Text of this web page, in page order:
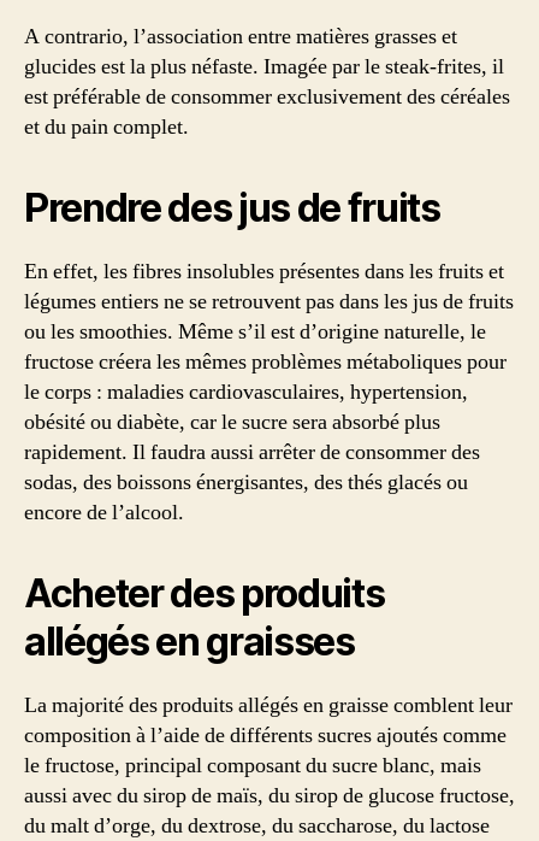
A contrario, l’association entre matières grasses et
glucides est la plus néfaste. Imagée par le steak-frites, il
est préférable de consommer exclusivement des céréales
et du pain complet.
Prendre des jus de fruits
En effet, les fibres insolubles présentes dans les fruits et
légumes entiers ne se retrouvent pas dans les jus de fruits
ou les smoothies. Même s’il est d’origine naturelle, le
fructose créera les mêmes problèmes métaboliques pour
le corps : maladies cardiovasculaires, hypertension,
obésité ou diabète, car le sucre sera absorbé plus
rapidement. Il faudra aussi arrêter de consommer des
sodas, des boissons énergisantes, des thés glacés ou
encore de l’alcool.
Acheter des produits
allégés en graisses
La majorité des produits allégés en graisse comblent leur
composition à l’aide de différents sucres ajoutés comme
le fructose, principal composant du sucre blanc, mais
aussi avec du sirop de maïs, du sirop de glucose fructose,
du malt d’orge, du dextrose, du saccharose, du lactose